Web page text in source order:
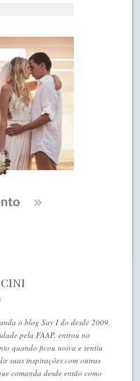
o blog Say I do desde 2009.
pela FAAP, entrou no
quando ficou noiva e sentiu
suas inspirações com outras
comanda desde então como